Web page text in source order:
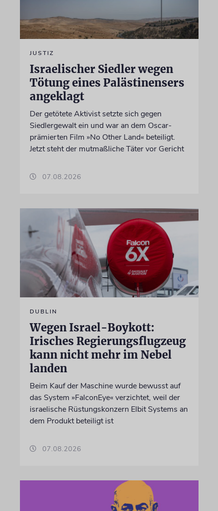
JUSTIZ
Israelischer Siedler wegen
Tötung eines Palästinensers
angeklagt
Der getötete Aktivist setzte sich gegen
Siedlergewalt ein und war an dem Oscar-
prämierten Film »No Other Land« beteiligt.
Jetzt steht der mutmaßliche Täter vor Gericht
07.08.2026
DUBLIN
Wegen Israel-Boykott:
Irisches Regierungsflugzeug
kann nicht mehr im Nebel
landen
Beim Kauf der Maschine wurde bewusst auf
das System »FalconEye« verzichtet, weil der
israelische Rüstungskonzern Elbit Systems an
dem Produkt beteiligt ist
07.08.2026